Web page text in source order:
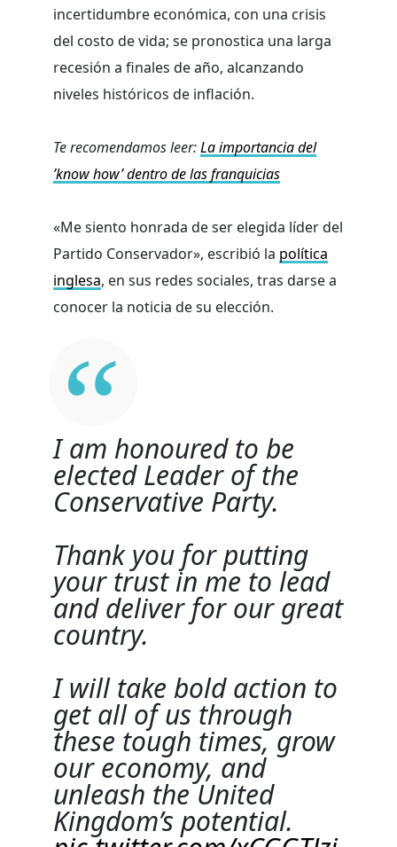
incertidumbre económica, con una crisis
del costo de vida; se pronostica una larga
recesión a finales de año, alcanzando
niveles históricos de inflación.
Te recomendamos leer:La importancia del
’know how’ dentro de las franquicias
«Me siento honrada de ser elegida líder del
Partido Conservador», escribió la política
inglesa, en sus redes sociales, tras darse a
conocer la noticia de su elección.
I am honoured to be
elected Leader of the
Conservative Party.
Thank you for putting
your trust in me to lead
and deliver for our great
country.
I will take bold action to
get all of us through
these tough times, grow
our economy, and
unleash the United
Kingdom’s potential.